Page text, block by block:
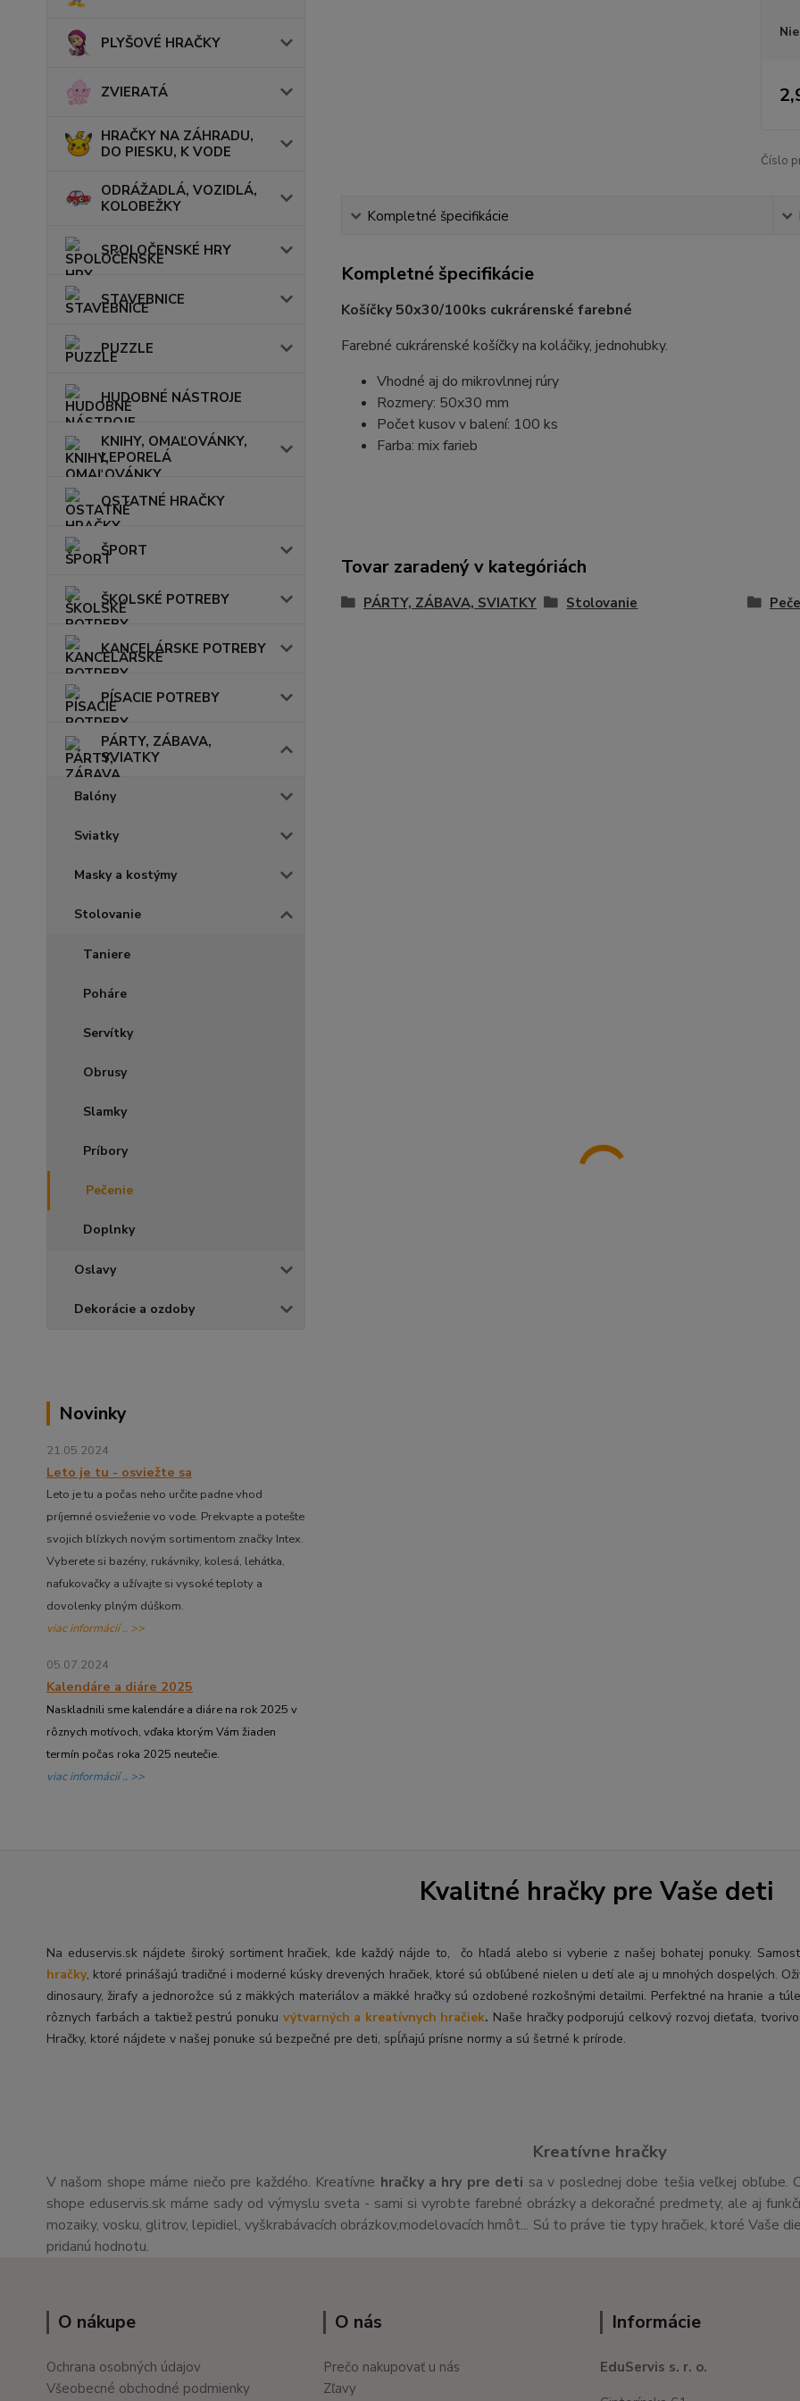
PLYŠOVÉ HRAČKY
ZVIERATÁ
HRAČKY NA ZÁHRADU,
DO PIESKU, K VODE
ODRÁŽADLÁ, VOZIDLÁ,
KOLOBEŽKY
SPOLOČENSKÉ HRY
STAVEBNICE
PUZZLE
HUDOBNÉ NÁSTROJE
KNIHY, OMAĽOVÁNKY,
LEPORELÁ
OSTATNÉ HRAČKY
ŠPORT
ŠKOLSKÉ POTREBY
KANCELÁRSKE POTREBY
PÍSACIE POTREBY
PÁRTY, ZÁBAVA,
SVIATKY
Balóny
Sviatky
Masky a kostýmy
Stolovanie
Taniere
Poháre
Servítky
Obrusy
Slamky
Príbory
Pečenie
Doplnky
Oslavy
Dekorácie a ozdoby
Novinky
21.05.2024
Leto je tu - osviežte sa
Leto je tu a počas neho určite padne vhod
príjemné osvieženie vo vode. Prekvapte a potešte
svojich blízkych novým sortimentom značky Intex.
Vyberete si bazény, rukávniky, kolesá, lehátka,
nafukovačky a užívajte si vysoké teploty a
dovolenky plným dúškom.
viac informácií .. >>
05.07.2024
Kalendáre a diáre 2025
Naskladnili sme kalendáre a diáre na rok 2025 v
rôznych motívoch, vďaka ktorým Vám žiaden
termín počas roka 2025 neutečie.
viac informácií .. >>
Číslo
Kompletné špecifikácie
Kompletné špecifikácie
Košíčky 50x30/100ks cukrárenské farebné
Farebné cukrárenské košíčky na koláčiky, jednohubky.
Vhodné aj do mikrovlnnej rúry
Rozmery: 50x30 mm
Počet kusov v balení: 100 ks
Farba: mix farieb
Tovar zaradený v kategóriách
PÁRTY, ZÁBAVA, SVIATKY Stolovanie
Kvalitné hračky pre Vaše deti
Na eduservis.sk nájdete široký sortiment hračiek, kde každý nájde to, čo hľadá alebo si vyberie z našej bohatej ponuky.
hračky, ktoré prinášajú tradičné i moderné kúsky drevených hračiek, ktoré sú obľúbené nielen u detí ale aj u mnohých dospelých. O
dinosaury, žirafy a jednorožce sú z mäkkých materiálov a mäkké hračky sú ozdobené rozkošnými detailmi. Perfektné na hranie a
rôznych farbách a taktiež pestrú ponuku výtvarných a kreatívnych hračiek. Naše hračky podporujú celkový rozvoj dieťaťa,
Hračky, ktoré nájdete v našej ponuke sú bezpečné pre deti, spĺňajú prísne normy a sú šetrné k prírode.
Kreatívne hračky
V našom shope máme niečo pre každého. Kreatívne hračky a hry pre deti sa v poslednej dobe tešia veľkej obľube.
shope eduservis.sk máme sady od výmyslu sveta - sami si vyrobte farebné obrázky a dekoračné predmety, ale aj
mozaiky, vosku, glitrov, lepidiel, vyškrabávacích obrázkov,modelovacích hmôt... Sú to práve tie typy hračiek, ktoré Vaše
pridanú hodnotu.
O nákupe
Ochrana osobných údajov
Všeobecné obchodné podmienky
O nás
Prečo nakupovať u nás
Zľavy
Informácie
EduServis s. r. o.